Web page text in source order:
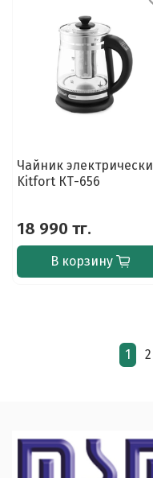
Чайник
Kitfort КТ-656
18 990 тг.
В корзину
1 2